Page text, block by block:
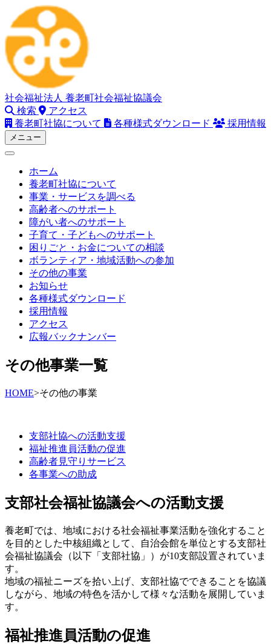
content
社会福祉法人 養老町社会福祉協議会
検索
アクセス
養老町社協について
各種様式ダウンロード 採用情報
メニュー
ホーム
養老町社協について
事業・サービスを調べる
高齢者へのサポート
障がい者へのサポート
子育て・子どもへのサポート
困りごと・お金についての相談
ボランティア・地域活動への参加
その他の事業
お知らせ
各種様式ダウンロード
採用情報
アクセス
広報バックナンバー
その他事業一覧
HOME>その他の事業
支部社協への活動支援
福祉推進員活動の促進
高齢者見守りサービス
各事業への助成
支部社会福祉協議会への活動支援
養老町では、地域における社会福祉事業活動を強化すること
を目的とした中核組織として、自治会館を単位とする支部社
会福祉協議会（以下「支部社協」）が10支部設置されていま
す。
地域の福祉ニーズを拾い上げ、支部社協でできることを協議
しながら、地域の特色を活かして様々な活動を展開していま
す。
福祉推進員活動の促進